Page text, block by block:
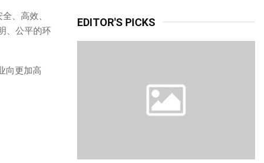
、高效、
、公平的环
向更加高
c
EDITOR'S PICKS